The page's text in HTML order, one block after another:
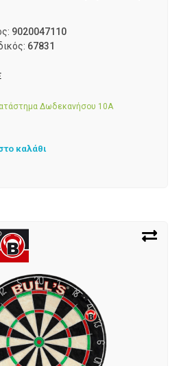
9020047110
67831
Δωδεκανήσου 10Α
καλάθι